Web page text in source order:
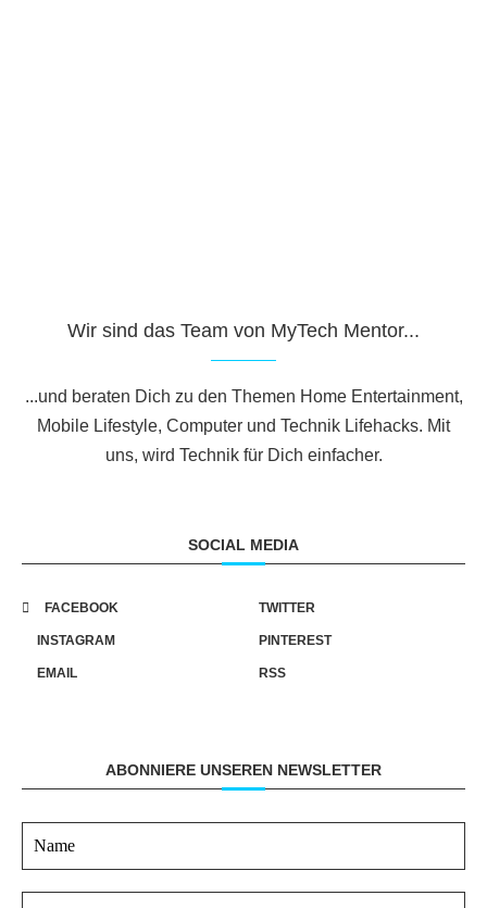
Wir sind das Team von MyTech Mentor...
...und beraten Dich zu den Themen Home Entertainment,
Mobile Lifestyle, Computer und Technik Lifehacks. Mit
uns, wird Technik für Dich einfacher.
SOCIAL MEDIA
FACEBOOK TWITTER
INSTAGRAM PINTEREST
EMAIL RSS
ABONNIERE UNSEREN NEWSLETTER